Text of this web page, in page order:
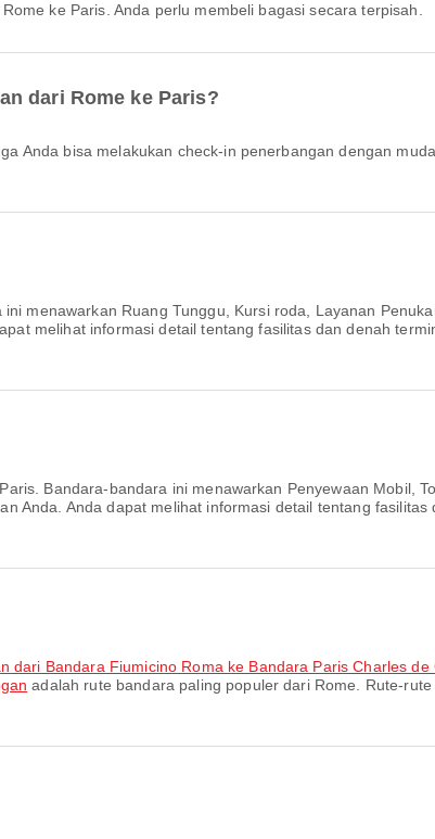
ke Paris. Anda perlu membeli bagasi secara terpisah.
dari Rome ke Paris?
menawarkan Ruang Tunggu, Kursi roda, Layanan
melihat informasi detail tentang fasilitas dan denah
Bandara-bandara ini menawarkan Penyewaan Mobil,
Anda. Anda dapat melihat informasi detail tentang fasilitas
dari Bandara Fiumicino Roma ke Bandara Paris Charles de
adalah rute bandara paling populer dari Rome. Rute-rute